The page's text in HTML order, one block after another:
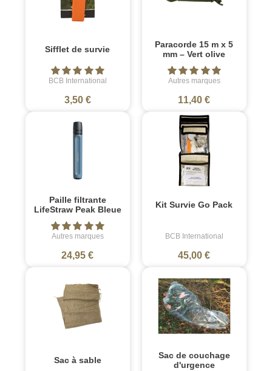
Sifflet de survie
BCB International
3,50 €
Paracorde 15 m x 5
mm – Vert olive
Autres marques
11,40 €
Paille filtrante
LifeStraw Peak Bleue
Autres marques
24,95 €
Kit Survie Go Pack
BCB International
45,00 €
Sac à sable
Sac de couchage
d'urgence